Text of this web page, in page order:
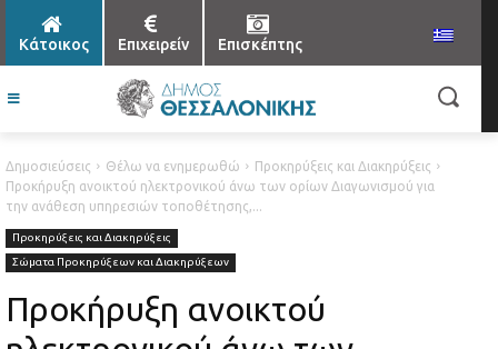
Κάτοικος Επιχειρείν Επισκέπτης
Δημοσιεύσεις Θέλω να ενημερωθώ
Προκηρύξεις και Διακηρύξεις
Προκήρυξη ανοικτού ηλεκτρονικού άνω των ορίων Διαγωνισμού για
την ανάθεση υπηρεσιών τοποθέτησης,...
Προκηρύξεις και Διακηρύξεις
Σώματα Προκηρύξεων και Διακηρύξεων
Προκήρυξη ανοικτού